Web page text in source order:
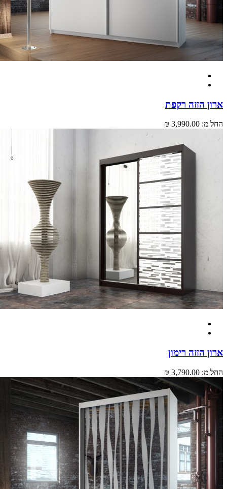
הזזה רקפת
מ: 3,990.00 ₪
הזזה רימון
מ: 3,790.00 ₪